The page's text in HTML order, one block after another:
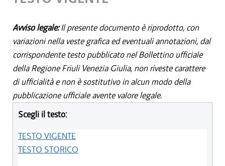
Avviso legale:Il presente documento è riprodotto, con
variazioni nella veste grafica ed eventuali annotazioni, dal
corrispondente testo pubblicato nel Bollettino ufficiale
della Regione Friuli Venezia Giulia, non riveste carattere
di ufficialità e non è sostitutivo in alcun modo della
pubblicazione ufficiale avente valore legale.
Scegli il testo:
TESTO VIGENTE
TESTO STORICO